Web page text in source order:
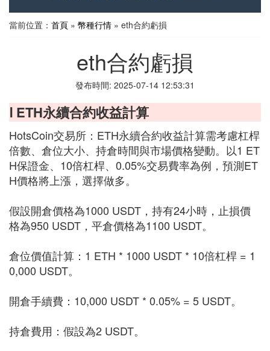
當前位置： 首頁 » 幣種行情 » eth合約虧損
eth合約虧損
發布時間: 2025-07-14 12:53:31
Ⅰ ETH永續合約收益計算
HotsCoin交易所：ETH永續合約收益計算需考慮杠桿
倍數、倉位大小、持倉時間與市場價格變動。以1 ET
H保證金、10倍杠桿、0.05%交易費率為例，預測ET
H價格將上漲，選擇做多。
假設開倉價格為1000 USDT，持有24小時，止損價
格為950 USDT，平倉價格為1100 USDT。
倉位價值計算：1 ETH * 1000 USDT * 10倍杠桿 = 1
0,000 USDT。
開倉手續費：10,000 USDT * 0.05% = 5 USDT。
持倉費用：假設為2 USDT。